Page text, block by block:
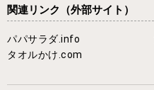
関連リンク （外部サイト）
パパサラダ.info
タオルかけ.com